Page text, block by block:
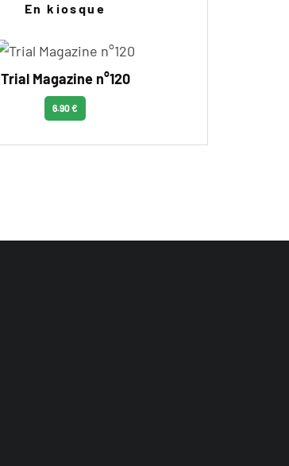
En kiosque
Trial Magazine n°120
6.90 €